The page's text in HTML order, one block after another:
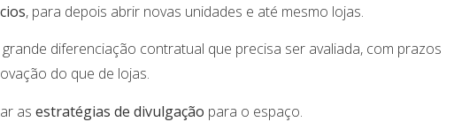
, para depois abrir novas unidades e até mesmo lojas.
diferenciação contratual que precisa ser avaliada, com prazos
do que de lojas.
as estratégias de divulgação para o espaço.